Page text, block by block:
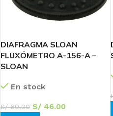
DIAFRAGMA SLOAN
FLUXÓMETRO A-156-A –
SLOAN
En stock
S/60.00 S/ 46.00